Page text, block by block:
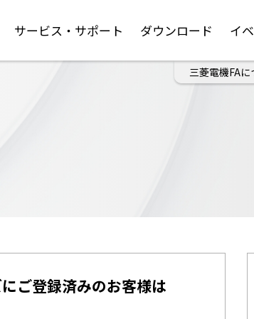
サービス・サポート ダウンロード イ
三菱電機FAに
ご登録済みのお客様は